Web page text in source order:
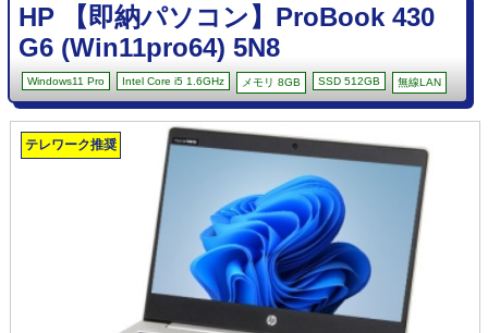
HP 【即納パソコン】ProBook 430
G6 (Win11pro64) 5N8
Windows11 Pro Intel Core i5 1.6GHz メモリ 8GB SSD 512GB 無線LAN
テレワーク推奨